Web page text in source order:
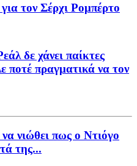
τον Σέρχι Ρομπέρτο
δε χάνει παίκτες
ποτέ πραγματικά να τον
νιώθει πως ο Ντιόγο
της...